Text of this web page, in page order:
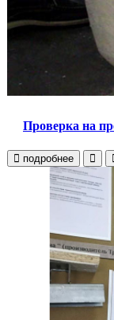
Проверка на
подробнее